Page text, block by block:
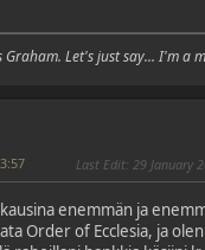
Graham. Let's just say... I'm a
Last Edit: 29 January
enemmän ja
Order of Ecclesia, ja